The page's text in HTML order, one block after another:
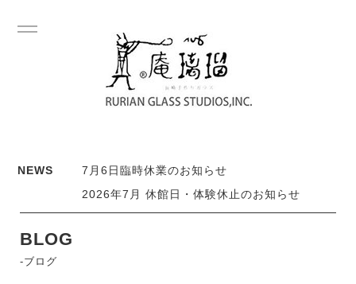
NEWS
7月6日臨時休業のお知らせ
2026年7月 休館日・体験休止のお知らせ
BLOG
-ブログ